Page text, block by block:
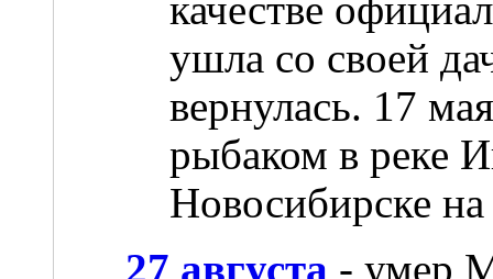
качестве
ушла со своей
вернулась. 17
рыбаком в реке
Новосибирске
27 августа - умер